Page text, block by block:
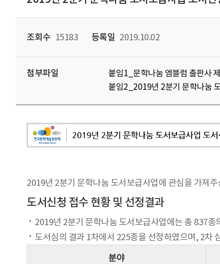
조회수 15183 등록일 2019.10.02
첨부파일 붙임1_문학나눔 엠블럼 출판사
붙임2_2019년 2분기 문학나눔
2019년 2분기 문학나눔 도서보급사업에 관심을 가져
도서신청 접수 현황 및 선정결과
2019년 2분기 문학나눔 도서보급사업에는 총 837종
도서심의 결과 1차에서 225종을 선정하였으며, 2차
분야